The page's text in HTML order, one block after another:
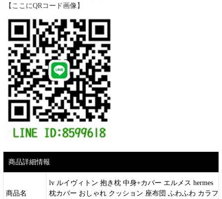
【ここにQRコード画像】
商品詳細情報
商品名
lv ルイヴィトン 抱き枕 中身+カバー エルメス hermes
枕カバー おしゃれ クッション 座布団 ふわふわ カラフ